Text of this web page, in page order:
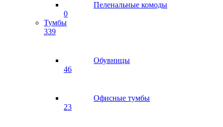
Пеленальные комоды
0
Тумбы
339
Обувницы
46
Офисные тумбы
23